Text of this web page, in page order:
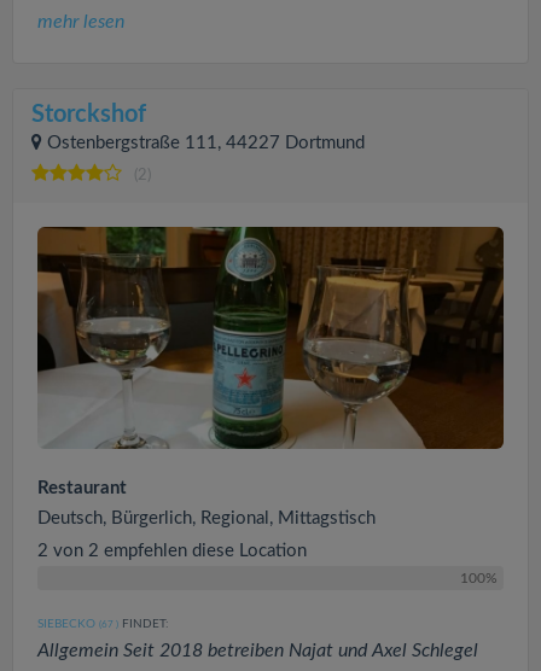
mehr lesen
Storckshof
Ostenbergstraße 111, 44227 Dortmund
(2)
Restaurant
Deutsch, Bürgerlich, Regional, Mittagstisch
2 von 2 empfehlen diese Location
100%
SIEBECKO (67 ) FINDET:
Allgemein Seit 2018 betreiben Najat und Axel Schlegel